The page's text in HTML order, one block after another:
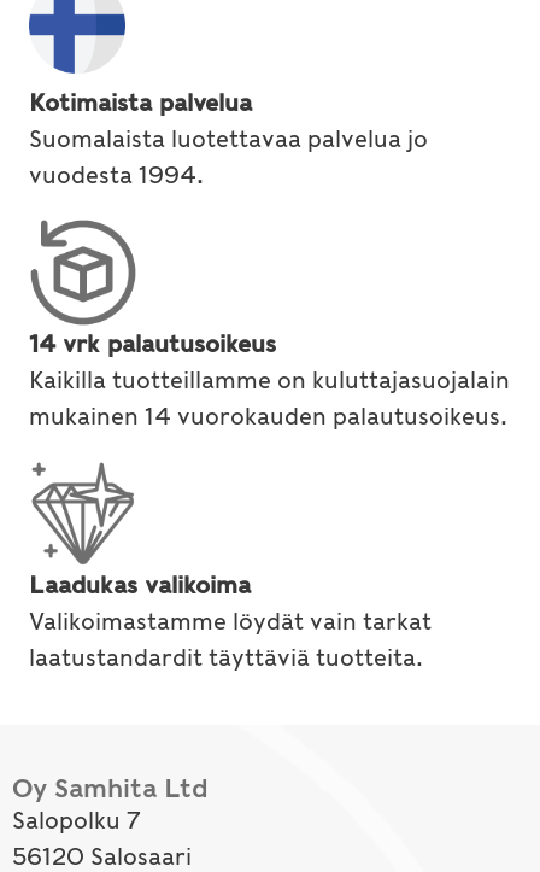
Kotimaista palvelua
Suomalaista luotettavaa palvelua jo
vuodesta 1994.
14 vrk palautusoikeus
Kaikilla tuotteillamme on kuluttajasuojalain
mukainen 14 vuorokauden palautusoikeus.
Laadukas valikoima
Valikoimastamme löydät vain tarkat
laatustandardit täyttäviä tuotteita.
Oy Samhita Ltd
Salopolku 7
56120 Salosaari